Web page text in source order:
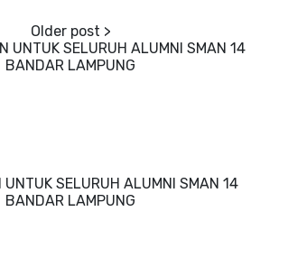
UNTUK SELURUH ALUMNI SMAN 14
BANDAR LAMPUNG